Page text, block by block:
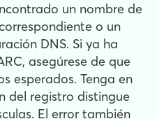
un nombre de
o un
DNS. Si ya ha
asegúrese de que
esperados. Tenga en
del registro distingue
El error también